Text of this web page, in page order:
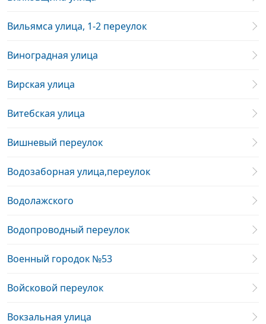
Вильямса улица, 1-2 переулок
Виноградная улица
Вирская улица
Витебская улица
Вишневый переулок
Водозаборная улица,переулок
Водолажского
Водопроводный переулок
Военный городок №53
Войсковой переулок
Вокзальная улица